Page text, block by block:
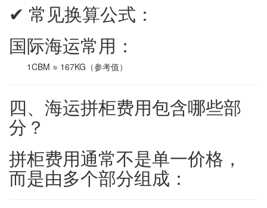
✔ 常见换算公式：
国际海运常用：
1CBM ≈ 167KG（参考值）
四、海运拼柜费用包含哪些部
分？
拼柜费用通常不是单一价格，
而是由多个部分组成：